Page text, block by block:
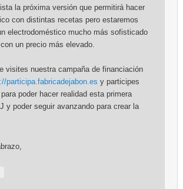
la próxima versión que permitirá hacer
con distintas recetas pero estaremos
electrodoméstico mucho más sofisticado
un precio más elevado.
visites nuestra campaña de financiación
participa.fabricadejabon.es y participes
poder hacer realidad esta primera
y poder seguir avanzando para crear la